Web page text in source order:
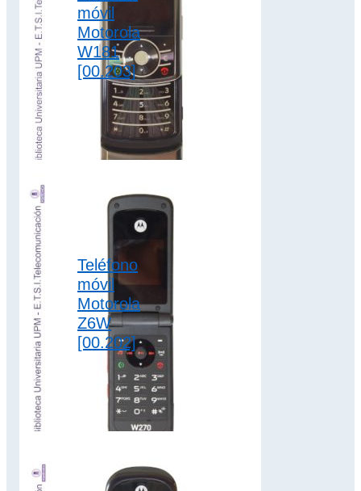
colección motorola
móvil
Motorola
W181
[00.203]
El teléfono móvil
Motorola W181
dispone de batería
extraíble de iones
de litio de 850
2G
colección motorola
Teléfono
móvil
Motorola
Z6W
[00.202]
El teléfono móvil de
Motorola Z6W
dispone de batería
extraíble de iones
de litio de 950…